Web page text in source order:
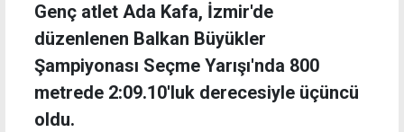
Genç atlet Ada Kafa, İzmir'de
düzenlenen Balkan Büyükler
Şampiyonası Seçme Yarışı'nda 800
metrede 2:09.10'luk derecesiyle üçüncü
oldu.